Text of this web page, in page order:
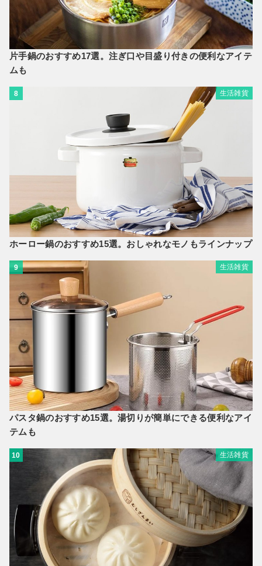
片手鍋のおすすめ17選。注ぎ口や目盛り付きの便利なアイテ
ムも
8 生活雑貨
ホーロー鍋のおすすめ15選。おしゃれなモノもラインナップ
9 生活雑貨
パスタ鍋のおすすめ15選。湯切りが簡単にできる便利なアイ
テムも
10 生活雑貨